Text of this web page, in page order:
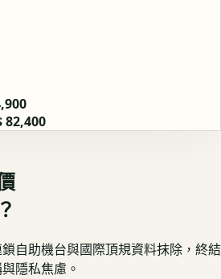
82,400
自助機台與國際頂規資料抹除，終結
隱私焦慮。